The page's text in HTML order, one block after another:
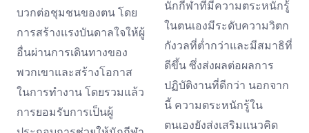
บวกต่อชุมชนของตน โดย
การสร้างแรงบันดาลใจให้ผู้
อื่นผ่านการเดินทางของ
พวกเขาและสร้างโอกาส
ในการทำงาน โดยรวมแล้ว
การยอมรับการเป็นผู้
นักกีฬาที่มีความตระหนักรู้
ในตนเองมีระดับความวิตก
กังวลที่ต่ำกว่าและมีสมาธิที่
ดีขึ้น ซึ่งส่งผลต่อผลการ
ปฏิบัติงานที่ดีกว่า นอกจาก
นี้ ความตระหนักรู้ใน
ตนเองยังส่งเสริมแนวคิด